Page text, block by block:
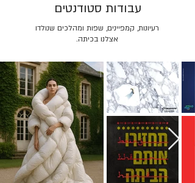
רעיונות, קמפיינים, שפות ומהלכים שנולדו
אצלנו בכיתה.
עבודות סטודנטים